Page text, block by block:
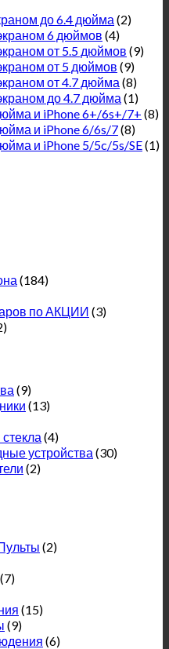
до 6.4 дюйма (2)
6 дюймов (4)
от 5.5 дюймов (9)
от 5 дюймов (9)
от 4.7 дюйма (8)
до 4.7 дюйма (1)
и iPhone 6+/6s+/7+ (8)
и iPhone 6/6s/7(8)
и iPhone 5/5c/5s/SE(1)
(184)
по АКЦИИ (3)
(9)
(13)
(4)
устройства (30)
(2)
(2)
(7)
(15)
(9)
(6)